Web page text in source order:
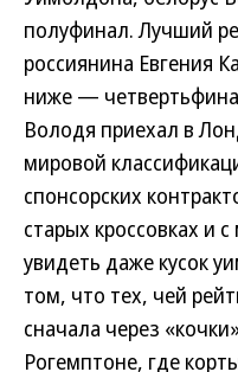
полуфинал. Лучший
россиянина Евгения
ниже —
Володя приехал в
мировой
спонсорских
старых кроссовках и
увидеть даже кусок
том, что тех, чей
сначала через
Рогемптоне, где